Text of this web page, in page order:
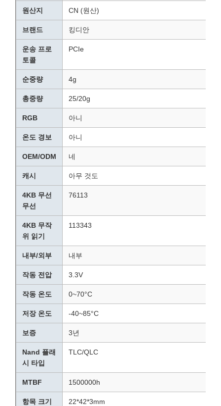
원산지 CN (원산)
브랜드 킹디안
운송 프로
토콜
PCIe
순중량 4g
총중량 25/20g
RGB 아니
온도 경보 아니
OEM/ODM 네
캐시 아무 것도
4KB 무선
무선
76113
4KB 무작
위 읽기
113343
내부/외부 내부
작동 전압 3.3V
작동 온도 0~70°C
저장 온도 -40~85°C
보증 3년
Nand 플래
시 타입
TLC/QLC
MTBF 1500000h
항목 크기 22*42*3mm